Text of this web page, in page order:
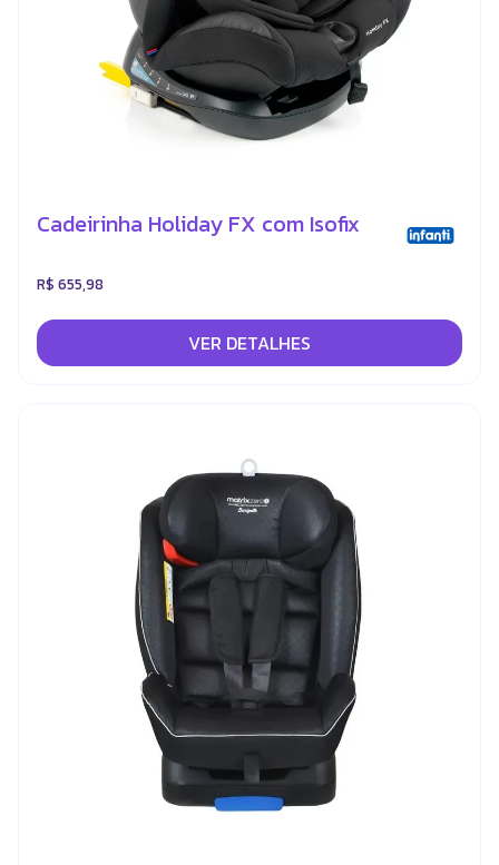
Cadeirinha Holiday FX com Isofix
R$ 655,98
VER DETALHES